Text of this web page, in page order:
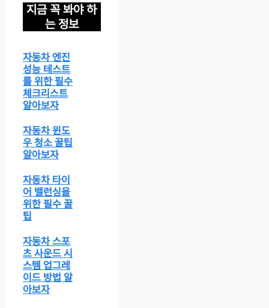
지금 꼭 봐야 하
는 정보
자동차 엔진
성능 테스트
를 위한 필수
체크리스트
알아보자
자동차 윈도
우 청소 꿀팁
알아보자
자동차 타이
어 밸런싱을
위한 필수 꿀
팁
자동차 스포
츠 사운드 시
스템 업그레
이드 방법 알
아보자